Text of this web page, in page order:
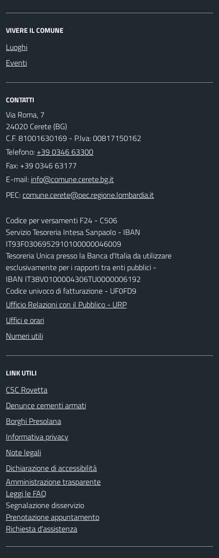
VIVERE IL COMUNE
Luoghi
Eventi
CONTATTI
Via Roma, 7
24020 Cerete (BG)
C.F. 81001630169 - P.Iva: 00817150162
Telefono: +39 0346 63300
Fax: +39 0346 63177
E-mail:
PEC:
Codice per versamenti F24 - C506
Servizio Tesoreria Intesa Sanpaolo - IBAN
IT93F0306952910100000046009
Tesoreria Unica presso la Banca d'Italia da utilizzare
esclusivamente per i rapporti tra enti pubblici -
IBAN IT38V0100004306TU0000006192
Codice univoco di fatturazione - UF0FD9
Ufficio Relazioni con il Pubblico - URP
Uffici e orari
Numeri utili
LINK UTILI
CSC Rovetta
Denunce cementi armati
Borghi Presolana
Informativa privacy
Note legali
Dichiarazione di accessibilità
Amministrazione trasparente
Leggi le FAQ
Segnalazione disservizio
Prenotazione appuntamento
Richiesta d'assistenza